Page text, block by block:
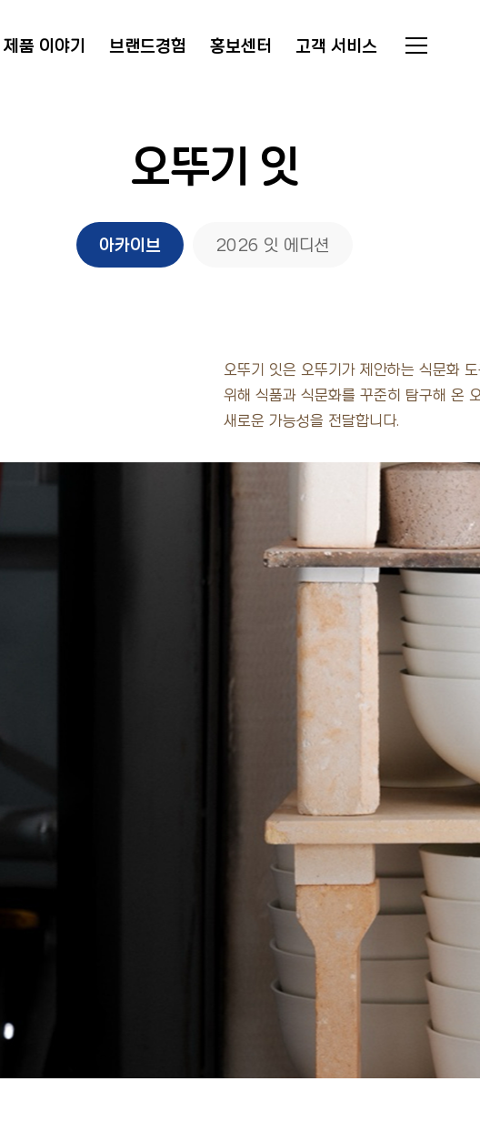
제품 이야기 브랜드경험 홍보센터 고객 서비스
오뚜기 잇
아카이브 2026 잇 에디션
오뚜기 잇은 오뚜기가 제안하는 식문화
위해 식품과 식문화를 꾸준히 탐구해 온
새로운 가능성을 전달합니다.